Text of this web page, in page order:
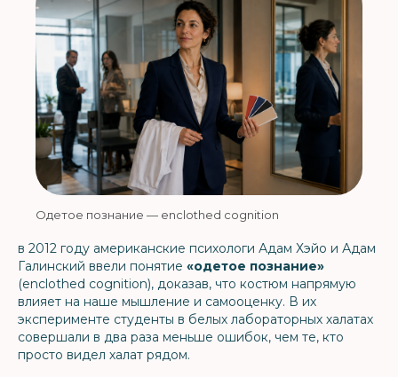
Одетое познание — enclothed cognition
в 2012 году американские психологи Адам Хэйо и Адам
Галинский ввели понятие «одетое познание»
(enclothed cognition), доказав, что костюм напрямую
влияет на наше мышление и самооценку. В их
эксперименте студенты в белых лабораторных халатах
совершали в два раза меньше ошибок, чем те, кто
просто видел халат рядом.